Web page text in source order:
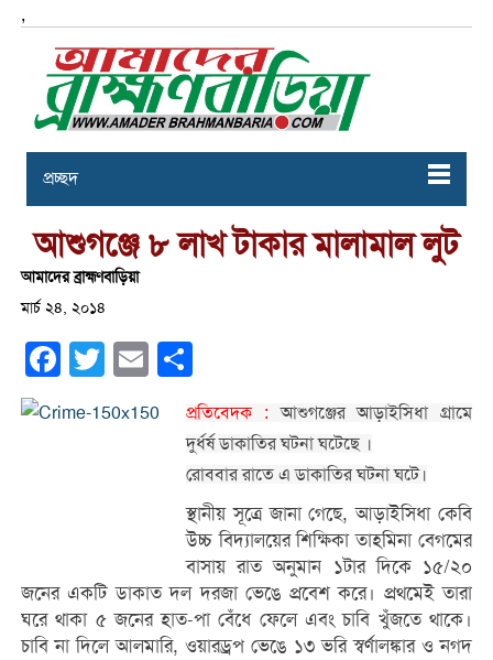
,
প্রচ্ছদ
আশুগঞ্জে ৮ লাখ টাকার মালামাল লুট
আমাদের ব্রাহ্মণবাড়িয়া
মার্চ ২৪, ২০১৪
Facebook
Twitter Email
প্রতিবেদক : আশুগঞ্জের আড়াইসিধা গ্রামে
দুর্ধর্ষ ডাকাতির ঘটনা ঘটেছে ।
রোববার রাতে এ ডাকাতির ঘটনা ঘটে।
স্থানীয় সূত্রে জানা গেছে, আড়াইসিধা কেবি
উচ্চ বিদ্যালয়ের শিক্ষিকা তাহমিনা বেগমের
বাসায় রাত অনুমান ১টার দিকে ১৫/২০
জনের একটি ডাকাত দল দরজা ভেঙে প্রবেশ করে। প্রথমেই তারা
ঘরে থাকা ৫ জনের হাত-পা বেঁধে ফেলে এবং চাবি খুঁজতে থাকে।
চাবি না দিলে আলমারি, ওয়ারড্রপ ভেঙে ১৩ ভরি স্বর্ণালঙ্কার ও নগদ